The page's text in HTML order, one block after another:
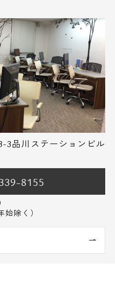
3品川ステーションビル
8155
除く）